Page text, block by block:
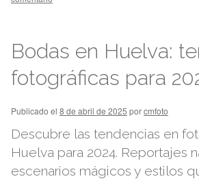
Bodas en Huelva:
fotográficas para
Publicado el 8 de abril de 2025 porcmfoto
Descubre las tendencias en
Huelva para 2024. Reportajes
escenarios mágicos y estilos